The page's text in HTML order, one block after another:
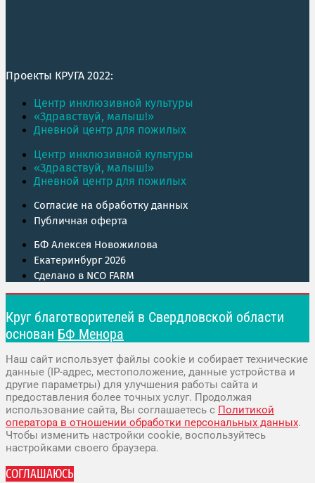
Проекты КРУГА 2022:
Центр инклюзивной культуры
«Здравствуй, малыш!»
Дневной центр для пожилых
Центр инклюзивной культуры
«Здравствуй, малыш!»
Дневной центр для пожилых
Согласие на обработку данных
Публичная оферта
БФ Алексея Новожилова
Екатеринбург 2026
Сделано в NCO FARM
Круг благотворителей в Свердловской области
основан БФ Менора
Наш сайт использует файлы cookie и собирает технические
данные (IP-адрес, местоположение, данные устройства и
другие параметры) для улучшения работы сайта и
предоставления более точных услуг. Продолжая
использование сайта, Вы соглашаетесь с Политикой
оператора в отношении обработки персональных данных.
Чтобы изменить настройки cookie, воспользуйтесь
настройками своего браузера.
СОГЛАШАЮСЬ